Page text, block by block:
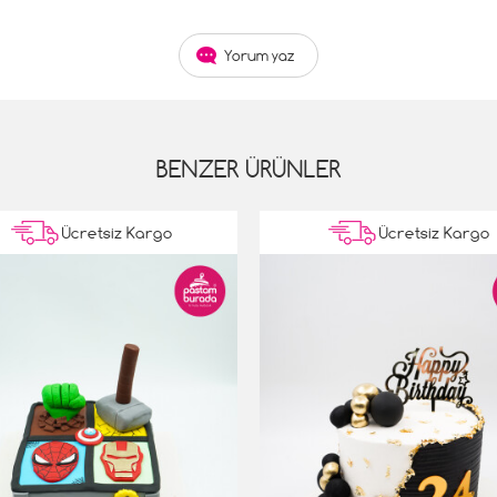
Yorum yaz
BENZER ÜRÜNLER
Ücretsiz Kargo Ücretsiz Kargo